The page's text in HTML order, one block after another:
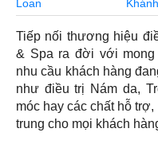
Loan
Tiếp nối thương hiệu
& Spa ra đời với
nhu cầu khách hàng
như điều trị Nám da,
móc hay các chất hỗ
trung cho mọi khách